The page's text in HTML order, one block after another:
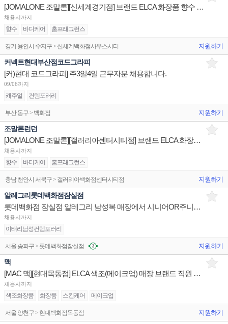
[JOMALONE 조말론][신세계경기점] 브랜드 ELCA 화장품 향수 백화점 매장 채용
채용시까지
향수 바디케어 홈프래그런스
경기 용인시 수지구 > 신세계백화점사우스시티 지원하기
커넥트현대부산점코드그라피
[커)현대 코드그라피] 주3일4일 근무자분 채용합니다.
09/06까지
캐주얼 컨템포러리
부산 동구 > 백화점 지원하기
조말론런던
[JOMALONE 조말론][갤러리아센터시티점] 브랜드 ELCA 화장품 향수 백화점 매장 채용
채용시까지
향수 바디케어 홈프래그런스
충남 천안시 서북구 > 갤러리아백화점센터시티점 지원하기
알레그리롯데백화점잠실점
롯데백화점 잠실점 알레그리 남성복 매장에서 시니어OR주니어사원을 구인합니다.
채용시까지
이태리남성컨템포러리
서울 송파구 > 롯데백화점잠실점 지원하기
맥
[MAC 맥][현대목동점] ELCA 색조(메이크업) 매장 브랜드 직원 채용 백화점
채용시까지
색조화장품 화장품 스킨케어 메이크업
서울 양천구 > 현대백화점목동점 지원하기